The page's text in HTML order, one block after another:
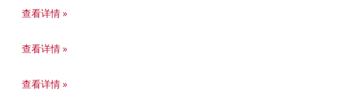
查看详情 »
查看详情 »
查看详情 »